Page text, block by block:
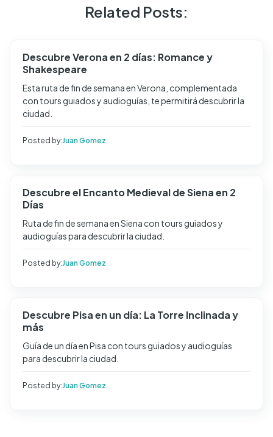
Related Posts:
Descubre Verona en 2 días: Romance y
Shakespeare
Esta ruta de fin de semana en Verona, complementada
con tours guiados y audioguías, te permitirá descubrir la
ciudad.
Posted by:Juan Gomez
Descubre el Encanto Medieval de Siena en 2
Días
Ruta de fin de semana en Siena con tours guiados y
audioguías para descubrir la ciudad.
Posted by:Juan Gomez
Descubre Pisa en un día: La Torre Inclinada y
más
Guía de un día en Pisa con tours guiados y audioguías
para descubrir la ciudad.
Posted by:Juan Gomez